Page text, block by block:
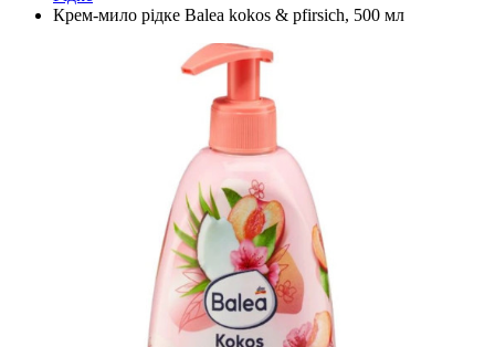
Крем-мило рідке Balea kokos & pfirsich, 500 мл